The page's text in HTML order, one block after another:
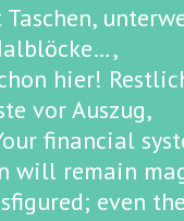
hier!
vor Auszug,
financial
will remain
even